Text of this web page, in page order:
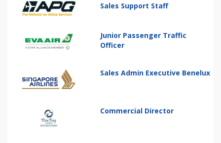
Sales Support Staff
Junior Passenger Traffic
Officer
Sales Admin Executive Benelux
Commercial Director